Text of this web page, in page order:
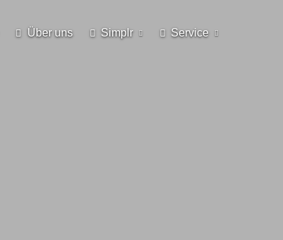
Über uns Simplr Service